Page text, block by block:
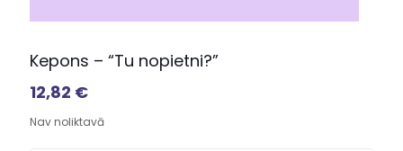
Kepons – “Tu nopietni?”
12,82 €
Nav noliktavā